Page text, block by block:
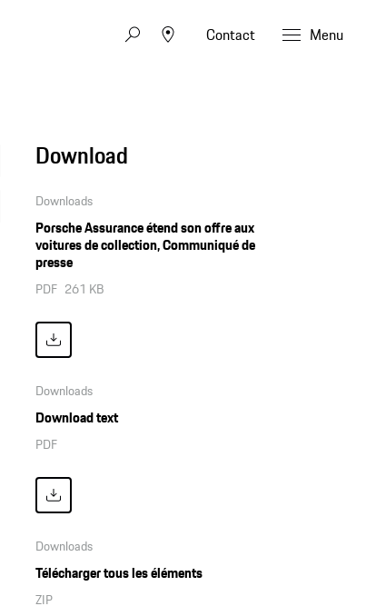
Contact Menu
Download
Downloads
Porsche Assurance étend son offre aux
voitures de collection, Communiqué de
presse
PDF 261 KB
Downloads
Download text
PDF
Downloads
Télécharger tous les éléments
ZIP